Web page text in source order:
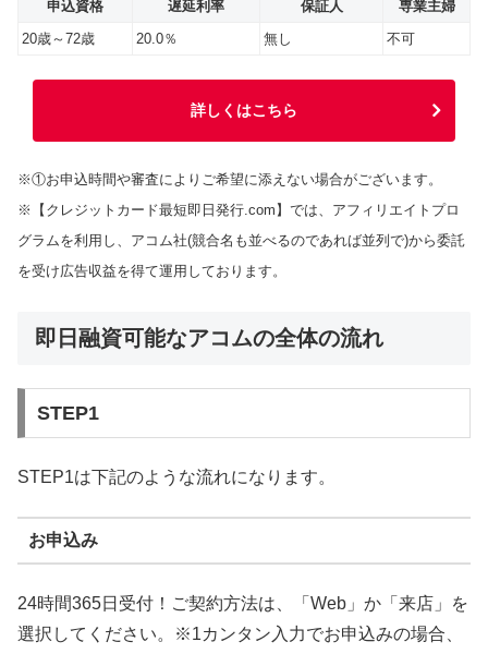
申込資格 遅延利率 保証人
専業主婦
20歳～72歳
20.0％ 無し 不可
詳しくはこちら
※①お申込時間や審査によりご希望に添えない場合がございます。
※【クレジットカード最短即日発行.com】では、アフィリエイトプロ
グラムを利用し、アコム社(競合名も並べるのであれば並列で)から委託
を受け広告収益を得て運用しております。
即日融資可能なアコムの全体の流れ
STEP1
STEP1は下記のような流れになります。
お申込み
24時間365日受付！ご契約方法は、「Web」か「来店」を
選択してください。※1カンタン入力でお申込みの場合、